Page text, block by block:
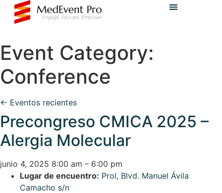
Event Category:
Conference
← Eventos recientes
Precongreso CMICA 2025 –
Alergia Molecular
junio 4, 2025 8:00 am – 6:00 pm
Lugar de encuentro: Prol, Blvd. Manuel Ávila
Camacho s/n